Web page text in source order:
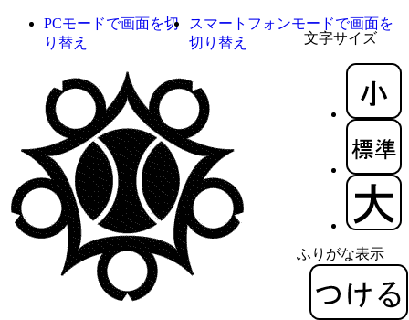
文字サイズ
ふりがな表示
PCモードで画面を切
り替え
スマートフォンモードで画面を
切り替え